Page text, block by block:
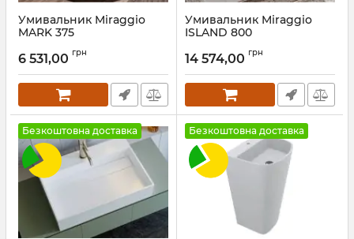
Умивальник Miraggio
MARK 375
6 531,00 грн
Умивальник Miraggio
ISLAND 800
14 574,00 грн
Безкоштовна доставка Безкоштовна доставка